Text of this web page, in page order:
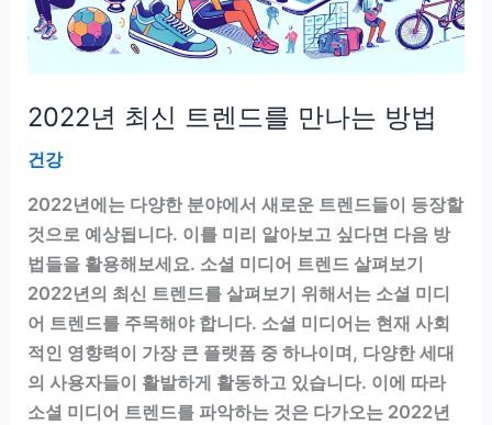
2022년 최신 트렌드를 만나는 방법
건강
2022년에는 다양한 분야에서 새로운 트렌드들이 등장할
것으로 예상됩니다. 이를 미리 알아보고 싶다면 다음 방
법들을 활용해보세요. 소셜 미디어 트렌드 살펴보기
2022년의 최신 트렌드를 살펴보기 위해서는 소셜 미디
어 트렌드를 주목해야 합니다. 소셜 미디어는 현재 사회
적인 영향력이 가장 큰 플랫폼 중 하나이며, 다양한 세대
의 사용자들이 활발하게 활동하고 있습니다. 이에 따라
소셜 미디어 트렌드를 파악하는 것은 다가오는 2022년